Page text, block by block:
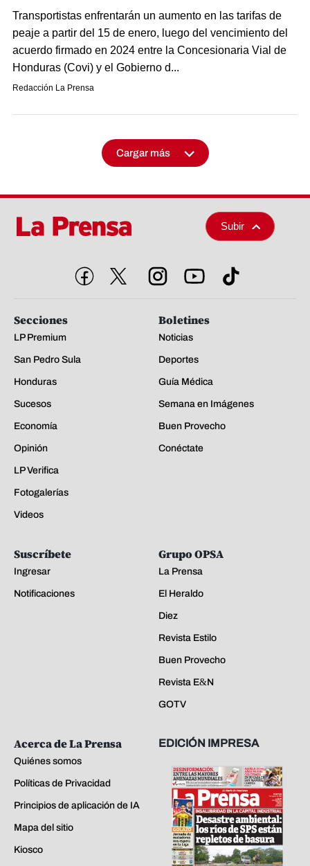
Transportistas enfrentarán un aumento en las tarifas de
peaje a partir del 15 de enero, luego del vencimiento del
acuerdo firmado en 2024 entre la Concesionaria Vial de
Honduras (Covi) y el Gobierno d...
Redacción La Prensa
Cargar más
Subir
Secciones
LP Premium
San Pedro Sula
Honduras
Sucesos
Economía
Opinión
LP Verifica
Fotogalerías
Videos
Boletines
Noticias
Deportes
Guía Médica
Semana en Imágenes
Buen Provecho
Conéctate
Suscríbete
Ingresar
Notificaciones
Grupo OPSA
La Prensa
El Heraldo
Diez
Revista Estilo
Buen Provecho
Revista E&N
GOTV
Acerca de La Prensa
Quiénes somos
Políticas de Privacidad
Principios de aplicación de IA
Mapa del sitio
Kiosco
EDICIÓN IMPRESA